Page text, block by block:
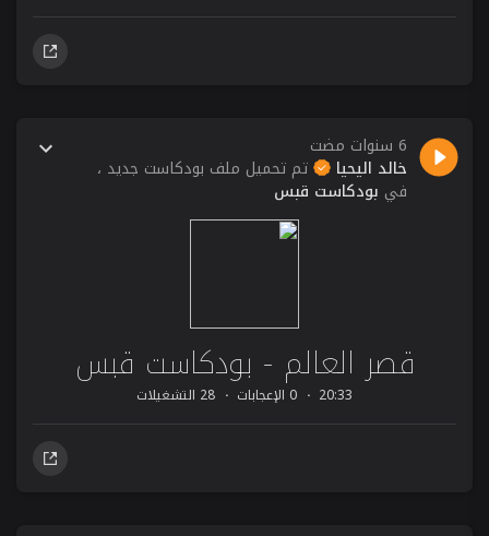
6 سنوات مضت
خالد اليحيا تم تحميل ملف بودكاست جديد ،
في بودكاست قبس
قصر العالم - بودكاست قبس
20:33 0 الإعجابات 28 التشغيلات